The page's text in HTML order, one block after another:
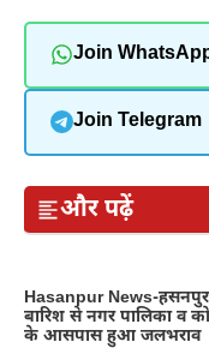
Join
Join Telegram
और पढ़ें
Hasanpur News-
बारिश से नगर पालिका व
के आसपास हुआ जलभराव